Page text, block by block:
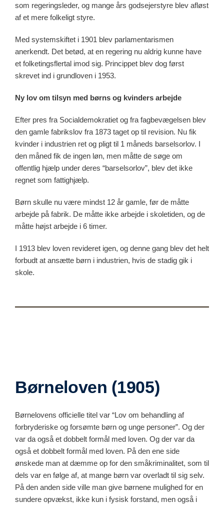
som regeringsleder, og mange års godsejerstyre blev afløst
af et mere folkeligt styre.
Med systemskiftet i 1901 blev parlamentarismen
anerkendt. Det betød, at en regering nu aldrig kunne have
et folketingsflertal imod sig. Princippet blev dog først
skrevet ind i grundloven i 1953.
Ny lov om tilsyn med børns og kvinders arbejde
Efter pres fra Socialdemokratiet og fra fagbevægelsen blev
den gamle fabrikslov fra 1873 taget op til revision. Nu fik
kvinder i industrien ret og pligt til 1 måneds barselsorlov. I
den måned fik de ingen løn, men måtte de søge om
offentlig hjælp under deres “barselsorlov”, blev det ikke
regnet som fattighjælp.
Børn skulle nu være mindst 12 år gamle, før de måtte
arbejde på fabrik. De måtte ikke arbejde i skoletiden, og de
måtte højst arbejde i 6 timer.
I 1913 blev loven revideret igen, og denne gang blev det helt
forbudt at ansætte børn i industrien, hvis de stadig gik i
skole.
Børneloven (1905)
Børnelovens officielle titel var “Lov om behandling af
forbryderiske og forsømte børn og unge personer”. Og der
var da også et dobbelt formål med loven. Og der var da
også et dobbelt formål med loven. På den ene side
ønskede man at dæmme op for den småkriminalitet, som til
dels var en følge af, at mange børn var overladt til sig selv.
På den anden side ville man give børnene mulighed for en
sundere opvækst, ikke kun i fysisk forstand, men også i